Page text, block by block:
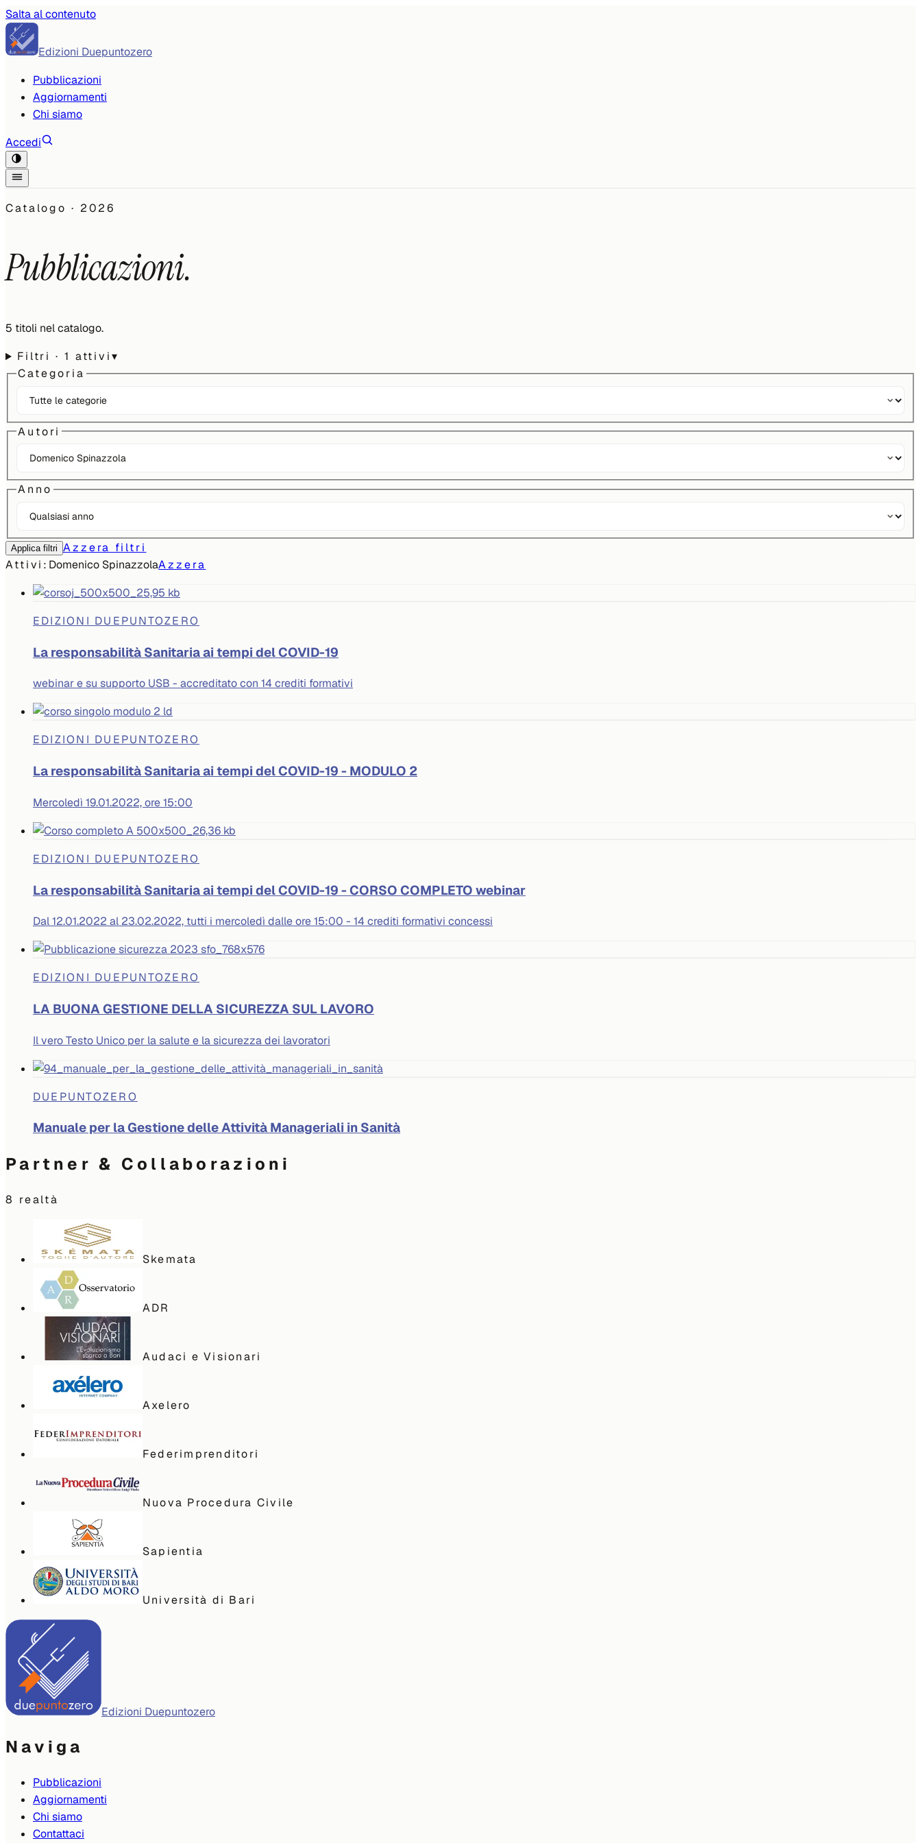
Salta al contenuto
Edizioni Duepuntozero
Pubblicazioni
Aggiornamenti
Chi siamo
Accedi
Catalogo · 2026
Pubblicazioni.
5 titoli nel catalogo.
Filtri· 1 attivi▾
Categoria
Autori
Anno
Applica filtri Azzera filtri
Attivi: Domenico SpinazzolaAzzera
EDIZIONI DUEPUNTOZERO
La responsabilità Sanitaria ai tempi del COVID-19
webinar e su supporto USB - accreditato con 14 crediti formativi
EDIZIONI DUEPUNTOZERO
La responsabilità Sanitaria ai tempi del COVID-19 - MODULO 2
Mercoledì 19.01.2022, ore 15:00
EDIZIONI DUEPUNTOZERO
La responsabilità Sanitaria ai tempi del COVID-19 - CORSO COMPLETO webinar
Dal 12.01.2022 al 23.02.2022, tutti i mercoledì dalle ore 15:00 - 14 crediti formativi concessi
EDIZIONI DUEPUNTOZERO
LA BUONA GESTIONE DELLA SICUREZZA SUL LAVORO
Il vero Testo Unico per la salute e la sicurezza dei lavoratori
DUEPUNTOZERO
Manuale per la Gestione delle Attività Manageriali in Sanità
Partner & Collaborazioni
8 realtà
Skemata
ADR
Audaci e Visionari
Axelero
Federimprenditori
Nuova Procedura Civile
Sapientia
Università di Bari
Edizioni Duepuntozero
Naviga
Pubblicazioni
Aggiornamenti
Chi siamo
Contattaci